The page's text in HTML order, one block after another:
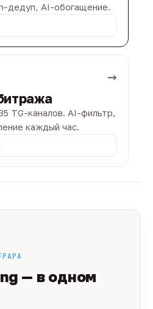
дедуп, AI-обогащение.
→
TG-каналов. AI-фильтр,
каждый час.
— в одном